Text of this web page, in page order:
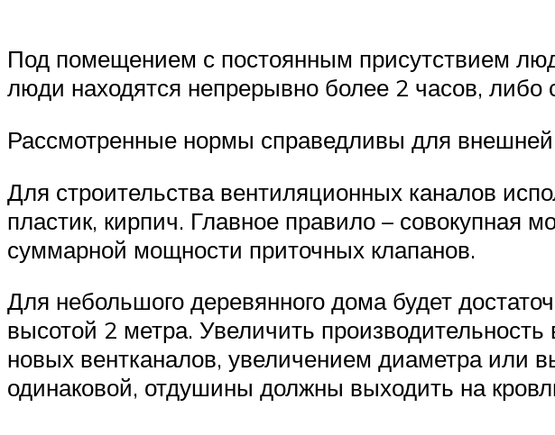
Под помещением с постоянным присутствием
люди находятся непрерывно более 2 часов, либо
Рассмотренные нормы справедливы для
Для строительства вентиляционных каналов
пластик, кирпич. Главное правило –
суммарной мощности приточных клапанов.
Для небольшого деревянного дома будет
высотой 2 метра. Увеличить
новых вентканалов, увеличением диаметра или
одинаковой, отдушины должны выходить на